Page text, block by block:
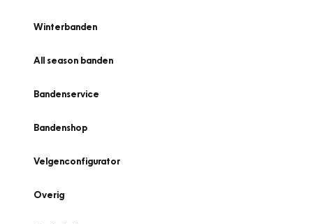
Winterbanden
All season banden
Bandenservice
Bandenshop
Velgenconfigurator
Overig